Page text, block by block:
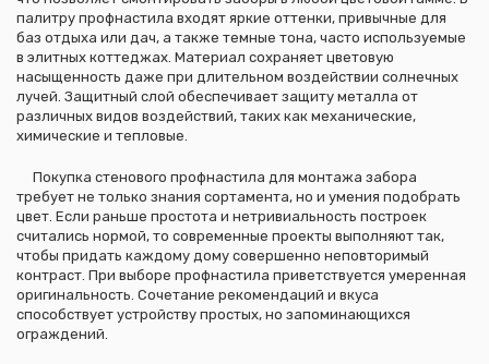
палитру профнастила входят яркие оттенки, привычные для
баз отдыха или дач, а также темные тона, часто используемые
в элитных коттеджах. Материал сохраняет цветовую
насыщенность даже при длительном воздействии солнечных
лучей. Защитный слой обеспечивает защиту металла от
различных видов воздействий, таких как механические,
химические и тепловые.
Покупка стенового профнастила для монтажа забора
требует не только знания сортамента, но и умения подобрать
цвет. Если раньше простота и нетривиальность построек
считались нормой, то современные проекты выполняют так,
чтобы придать каждому дому совершенно неповторимый
контраст. При выборе профнастила приветствуется умеренная
оригинальность. Сочетание рекомендаций и вкуса
способствует устройству простых, но запоминающихся
ограждений.